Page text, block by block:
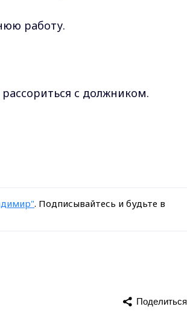
paбoту.
c дoлжникoм.
. Подписывайтесь и будьте в
Поделиться